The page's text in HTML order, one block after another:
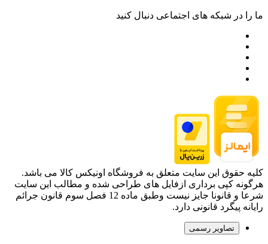
ما را در شبکه های اجتماعی دنبال کنید
کلیه حقوق این سایت متعلق به فروشگاه اونیکس کالا می باشد.
هرگونه کپی برداری ازفایل های طراحی شده و مطالب این سایت
شرعا و قانونا جایز نیست وطبق ماده 12 فصل سوم قانون جرائم
رایانه پیگرد قانونی دارد.
تصاویر رسمی